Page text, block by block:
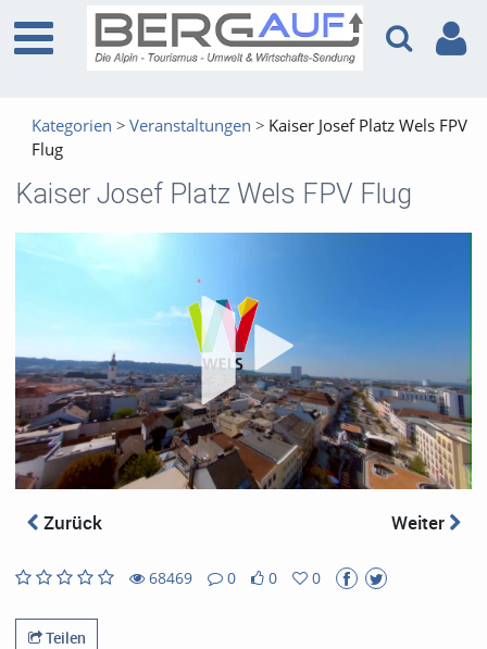
Kategorien Veranstaltungen
Kaiser Josef Platz Wels FPV
Flug
Kaiser Josef Platz Wels FPV Flug
Zurück Weiter
68469
views
0
Kommentare
0
likes
0
favorites
Teilen